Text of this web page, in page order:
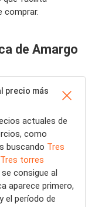
comprar.
de Amargo
precio más
actuales de
como
buscando Tres
Tres torres
consigue al
aparece primero,
el período de